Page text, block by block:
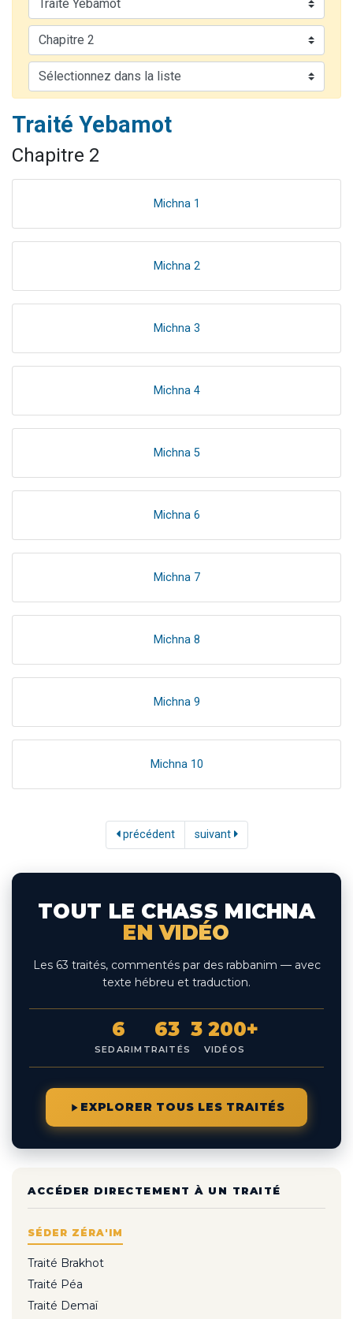
Ariel vient de donner son Maasser
Il reste 49 places pour étudier en groupe sur Zoom
Traité Yebamot
Chapitre 2
Michna 1
Michna 2
Michna 3
Michna 4
Michna 5
Michna 6
Michna 7
Michna 8
Michna 9
Michna 10
précédent suivant
TOUT LE CHASS MICHNA
EN VIDÉO
Les 63 traités, commentés par des rabbanim — avec
texte hébreu et traduction.
6
SEDARIM
63
TRAITÉS
3 200+
VIDÉOS
EXPLORER TOUS LES TRAITÉS
ACCÉDER DIRECTEMENT À UN TRAITÉ
SÉDER ZÉRA'IM
Traité Brakhot
Traité Péa
Traité Demaï